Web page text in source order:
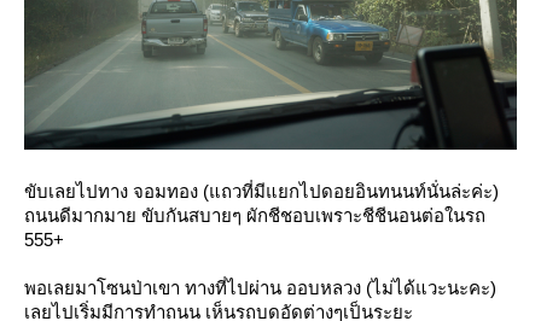
ขับเลยไปทาง จอมทอง (แถวที่มีแยกไปดอยอินทนนท์นั่นล่ะค่ะ)
ถนนดีมากมาย ขับกันสบายๆ ผักชีชอบเพราะชีชีนอนต่อในรถ
555+
พอเลยมาโซนป่าเขา ทางที่ไปผ่าน ออบหลวง (ไม่ได้แวะนะคะ)
เลยไปเริ่มมีการทำถนน เห็นรถบดอัดต่างๆเป็นระยะ